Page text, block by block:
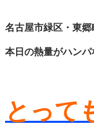
名古屋市緑区・東郷
本日の熱量がハンパ
とって